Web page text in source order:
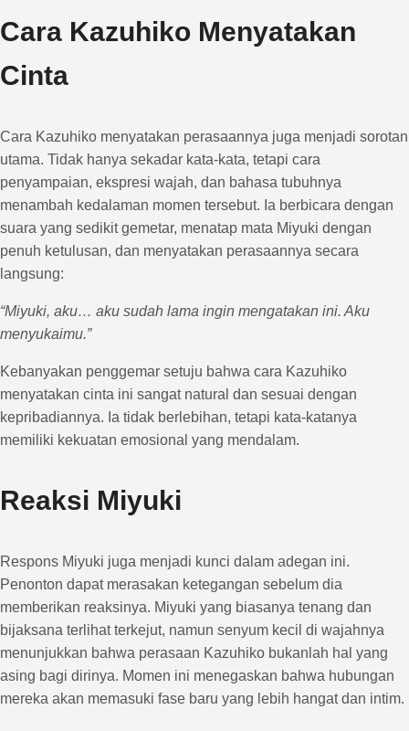
Cara Kazuhiko Menyatakan
Cinta
Cara Kazuhiko menyatakan perasaannya juga menjadi sorotan
utama. Tidak hanya sekadar kata-kata, tetapi cara
penyampaian, ekspresi wajah, dan bahasa tubuhnya
menambah kedalaman momen tersebut. Ia berbicara dengan
suara yang sedikit gemetar, menatap mata Miyuki dengan
penuh ketulusan, dan menyatakan perasaannya secara
langsung:
“Miyuki, aku… aku sudah lama ingin mengatakan ini. Aku
menyukaimu.”
Kebanyakan penggemar setuju bahwa cara Kazuhiko
menyatakan cinta ini sangat natural dan sesuai dengan
kepribadiannya. Ia tidak berlebihan, tetapi kata-katanya
memiliki kekuatan emosional yang mendalam.
Reaksi Miyuki
Respons Miyuki juga menjadi kunci dalam adegan ini.
Penonton dapat merasakan ketegangan sebelum dia
memberikan reaksinya. Miyuki yang biasanya tenang dan
bijaksana terlihat terkejut, namun senyum kecil di wajahnya
menunjukkan bahwa perasaan Kazuhiko bukanlah hal yang
asing bagi dirinya. Momen ini menegaskan bahwa hubungan
mereka akan memasuki fase baru yang lebih hangat dan intim.